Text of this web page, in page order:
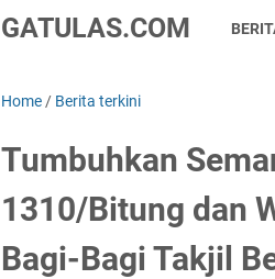
GATULAS.COM
Home / Berita terkini
Tumbuhkan
1310/Bitung dan
Bagi-Bagi Takjil